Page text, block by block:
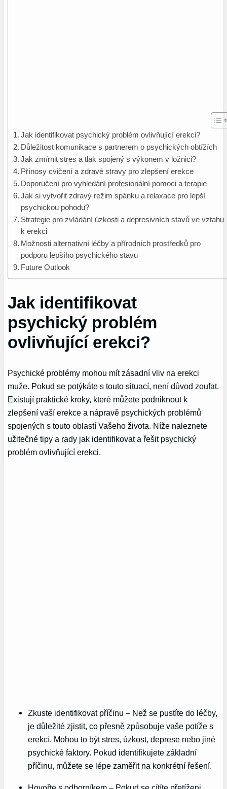
Jak identifikovat psychický problém ovlivňující erekci?
Důležitost komunikace s partnerem o psychických obtížích
Jak zmírnit stres a tlak spojený s výkonem v ložnici?
Přínosy cvičení a zdravé stravy pro zlepšení erekce
Doporučení pro vyhledání profesionální pomoci a terapie
Jak si vytvořit zdravý režim spánku a relaxace pro lepší
psychickou pohodu?
Strategie pro zvládání úzkosti a depresivních stavů ve vztahu
k erekci
Možnosti alternativní léčby a přírodních prostředků pro
podporu lepšího psychického stavu
Future Outlook
Jak identifikovat
psychický problém
ovlivňující erekci?
Psychické problémy mohou mít zásadní vliv na erekci
muže. Pokud se potýkáte s touto situací, není důvod zoufat.
Existují praktické kroky, které můžete podniknout k
zlepšení vaší erekce a nápravě psychických problémů
spojených s touto oblastí Vašeho života. Níže naleznete
užitečné tipy a rady jak identifikovat a řešit psychický
problém ovlivňující erekci.
Zkuste identifikovat příčinu – Než se pustíte do léčby,
je důležité zjistit, co přesně způsobuje vaše potíže s
erekcí. Mohou to být stres, úzkost, deprese nebo jiné
psychické faktory. Pokud identifikujete základní
příčinu, můžete se lépe zaměřit na konkrétní řešení.